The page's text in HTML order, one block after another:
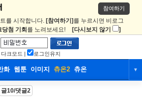
참여하기
를 시작합니다. [참여하기] 를 누르시면 비로그
당첨 기회 를 노려보세요! [다시보지 않기 ]
다크모드 | 로그인유지
화 웹툰 이미지 츄온2 츄온 ▼
스
글10/댓글2